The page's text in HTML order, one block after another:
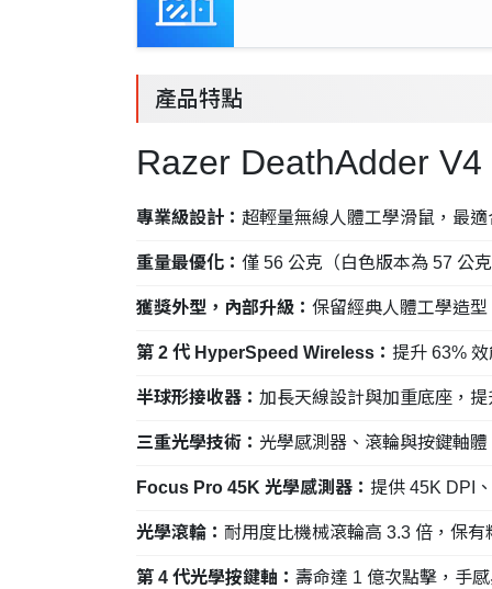
產品特點
Razer DeathAdder V4
專業級設計： 超輕量無線人體工學滑鼠，最
重量最優化： 僅 56 公克（白色版本為 57 公
獲獎外型，內部升級： 保留經典人體工學造
第 2 代 HyperSpeed Wireless： 提升 63%
半球形接收器： 加長天線設計與加重底座，
三重光學技術： 光學感測器、滾輪與按鍵軸
Focus Pro 45K 光學感測器： 提供 45K DPI
光學滾輪： 耐用度比機械滾輪高 3.3 倍，保
第 4 代光學按鍵軸： 壽命達 1 億次點擊，手